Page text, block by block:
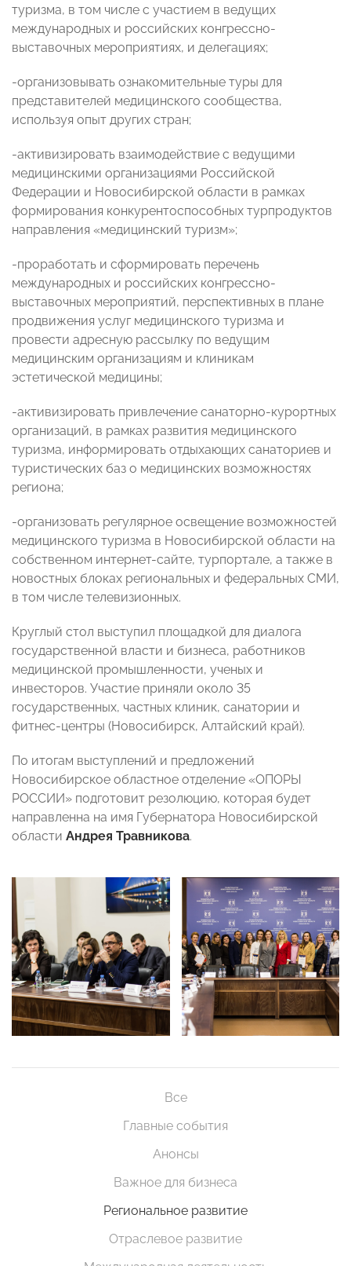
туризма, в том числе с участием в ведущих
международных и российских конгрессно-
выставочных мероприятиях, и делегациях;
-организовывать ознакомительные туры для
представителей медицинского сообщества,
используя опыт других стран;
-активизировать взаимодействие с ведущими
медицинскими организациями Российской
Федерации и Новосибирской области в рамках
формирования конкурентоспособных турпродуктов
направления «медицинский туризм»;
-проработать и сформировать перечень
международных и российских конгрессно-
выставочных мероприятий, перспективных в плане
продвижения услуг медицинского туризма и
провести адресную рассылку по ведущим
медицинским организациям и клиникам
эстетической медицины;
-активизировать привлечение санаторно-курортных
организаций, в рамках развития медицинского
туризма, информировать отдыхающих санаториев и
туристических баз о медицинских возможностях
региона;
-организовать регулярное освещение возможностей
медицинского туризма в Новосибирской области на
собственном интернет-сайте, турпортале, а также в
новостных блоках региональных и федеральных СМИ,
в том числе телевизионных.
Круглый стол выступил площадкой для диалога
государственной власти и бизнеса, работников
медицинской промышленности, ученых и
инвесторов. Участие приняли около 35
государственных, частных клиник, санатории и
фитнес-центры (Новосибирск, Алтайский край).
По итогам выступлений и предложений
Новосибирское областное отделение «ОПОРЫ
РОССИИ» подготовит резолюцию, которая будет
направленна на имя Губернатора Новосибирской
области Андрея Травникова.
Все
Главные события
Анонсы
Важное для бизнеса
Региональное развитие
Отраслевое развитие